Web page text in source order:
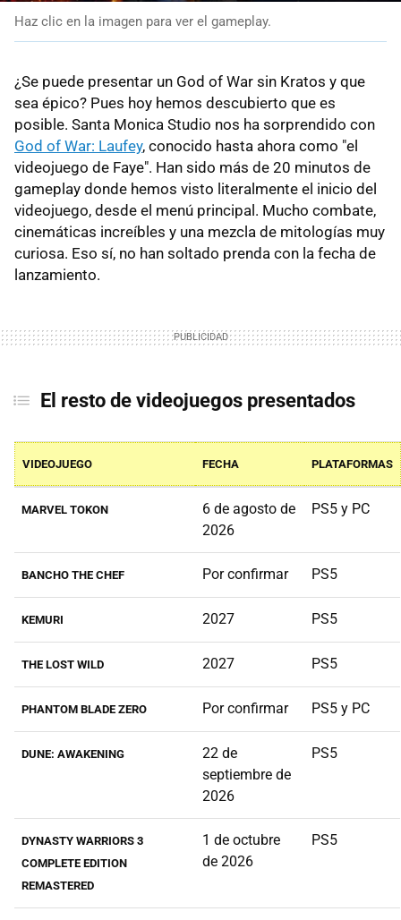
Haz clic en la imagen para ver el gameplay.
¿Se puede presentar un God of War sin Kratos y que
sea épico? Pues hoy hemos descubierto que es
posible. Santa Monica Studio nos ha sorprendido con
God of War: Laufey, conocido hasta ahora como "el
videojuego de Faye". Han sido más de 20 minutos de
gameplay donde hemos visto literalmente el inicio del
videojuego, desde el menú principal. Mucho combate,
cinemáticas increíbles y una mezcla de mitologías muy
curiosa. Eso sí, no han soltado prenda con la fecha de
lanzamiento.
El resto de videojuegos presentados
VIDEOJUEGO FECHA PLATAFORMAS
MARVEL TOKON
6 de agosto de
2026
PS5 y PC
BANCHO THE CHEF Por confirmar PS5
KEMURI 2027 PS5
THE LOST WILD 2027 PS5
PHANTOM BLADE ZERO Por confirmar PS5 y PC
DUNE: AWAKENING
22 de
septiembre de
2026
PS5
DYNASTY WARRIORS 3
COMPLETE EDITION
REMASTERED
1 de octubre
de 2026
PS5